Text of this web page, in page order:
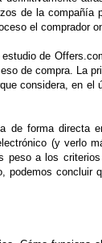
de la compañía
el comprador
de
de compra. La
considera, en
de forma directa
(y verlo
a los
podemos concluir